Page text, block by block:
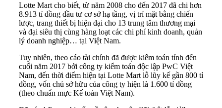
Lotte Mart cho biết, từ năm 2008 cho đến 2017 đã chi hơn
8.913 tỉ đồng đầu tư cơ sở hạ tầng, vị trí mặt bằng chiến
lược, trang thiết bị hiện đại cho 13 trung tâm thương mại
và đại siêu thị cùng hàng loạt các chi phí kinh doanh, quản
lý doanh nghiệp… tại Việt Nam.
Tuy nhiên, theo cáo tài chính đã được kiểm toán tính đến
cuối năm 2017 bởi công ty kiểm toán độc lập PwC Việt
Nam, đến thời điểm hiện tại Lotte Mart lỗ lũy kế gần 800 tỉ
đồng, vốn chủ sở hữu của công ty hiện là 1.600 tỉ đồng
(theo chuẩn mực Kế toán Việt Nam).